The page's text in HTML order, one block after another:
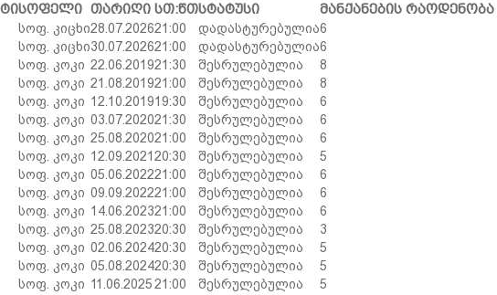
სოფელი თარიღი სთ:წთსტატუსი მანქანების რაოდენობა
სოფ. კიცხი28.07.202621:00 დადასტურებულია6
სოფ. კიცხი30.07.202621:00 დადასტურებულია6
სოფ. კოკი 22.06.201921:30 შესრულებულია
8
სოფ. კოკი 21.08.201921:00 შესრულებულია
8
სოფ. კოკი 12.10.201919:30 შესრულებულია
6
სოფ. კოკი 03.07.202021:30 შესრულებულია
6
სოფ. კოკი 25.08.202021:00 შესრულებულია
6
სოფ. კოკი 12.09.202120:30 შესრულებულია
5
სოფ. კოკი 05.06.202221:00 შესრულებულია
6
სოფ. კოკი 09.09.202221:00 შესრულებულია
6
სოფ. კოკი 14.06.202321:00 შესრულებულია
6
სოფ. კოკი 25.08.202320:30 შესრულებულია
3
სოფ. კოკი 02.06.202420:30 შესრულებულია
5
სოფ. კოკი 05.08.202420:30 შესრულებულია
5
სოფ. კოკი 11.06.2025 21:00 შესრულებულია
5